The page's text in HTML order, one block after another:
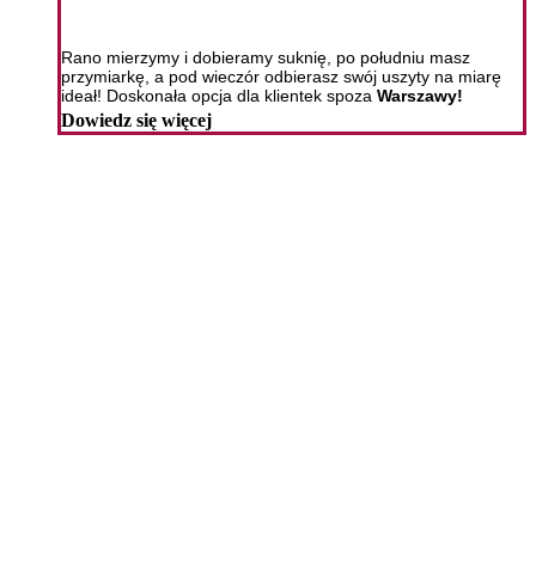
Rano mierzymy i dobieramy suknię, po południu masz
przymiarkę, a pod wieczór odbierasz swój uszyty na miarę
ideał! Doskonała opcja dla klientek spoza Warszawy!
Dowiedz się więcej